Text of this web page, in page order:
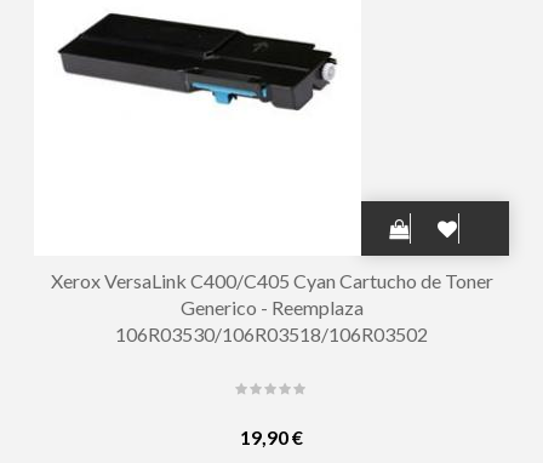
Xerox VersaLink C400/C405 Cyan Cartucho de Toner
Generico - Reemplaza
106R03530/106R03518/106R03502
19,90 €